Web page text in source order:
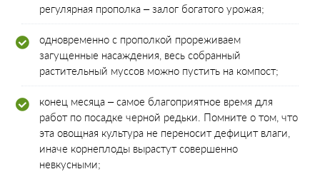
регулярная прополка – залог богатого урожая;
одновременно с прополкой прореживаем
загущенные насаждения, весь собранный
растительный муссов можно пустить на компост;
конец месяца – самое благоприятное время для
работ по посадке черной редьки. Помните о том, что
эта овощная культура не переносит дефицит влаги,
иначе корнеплоды вырастут совершенно
невкусными;